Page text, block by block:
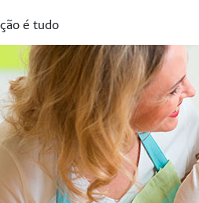
é tudo